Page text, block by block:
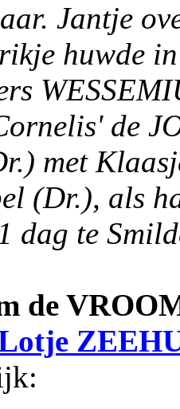
Jantje
huwde
de
met
(Dr.), als
dag te
de